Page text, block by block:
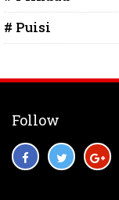
# Puisi
Follow